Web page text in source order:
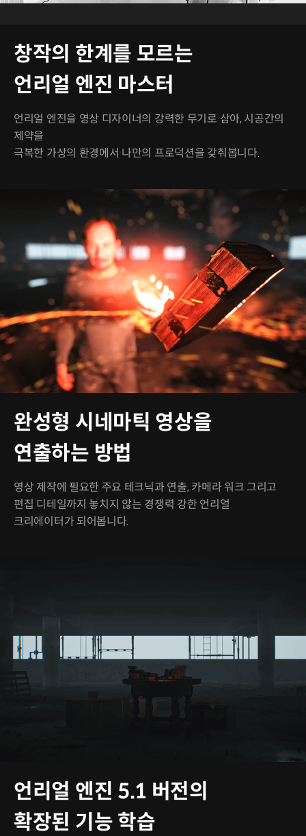
창작의 한계를 모르는
언리얼 엔진 마스터
언리얼 엔진을 영상 디자이너의 강력한 무기로 삼아, 시공간의
제약을
극복한 가상의 환경에서 나만의 프로덕션을 갖춰봅니다.
완성형 시네마틱 영상을
연출하는 방법
영상 제작에 필요한 주요 테크닉과 연출, 카메라 워크 그리고
편집 디테일까지 놓치지 않는 경쟁력 강한 언리얼
크리에이터가 되어봅니다.
언리얼 엔진 5.1 버전의
확장된 기능 학습